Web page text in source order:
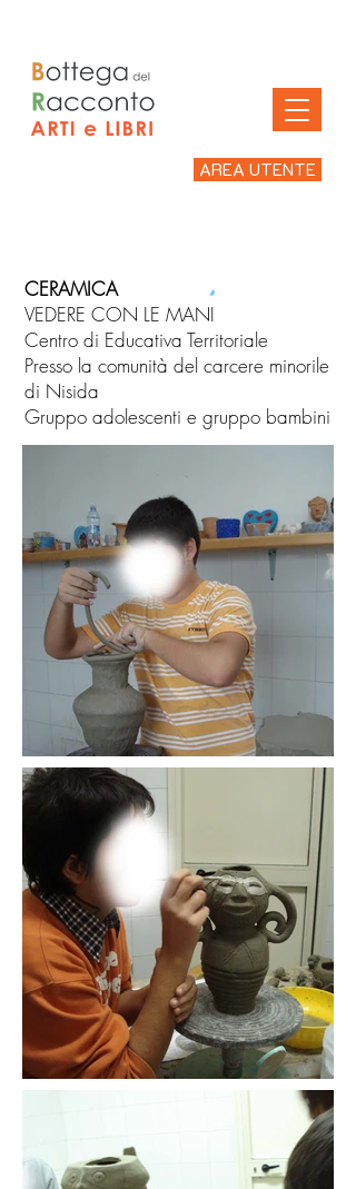
AREA UTENTE
CERAMICA
VEDERE CON LE MANI
Centro di Educativa Territoriale
Presso la comunità del carcere minorile
di Nisida
Gruppo adolescenti e gruppo bambini